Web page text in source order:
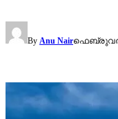
By Anu Nairഫെബ്രുവരി